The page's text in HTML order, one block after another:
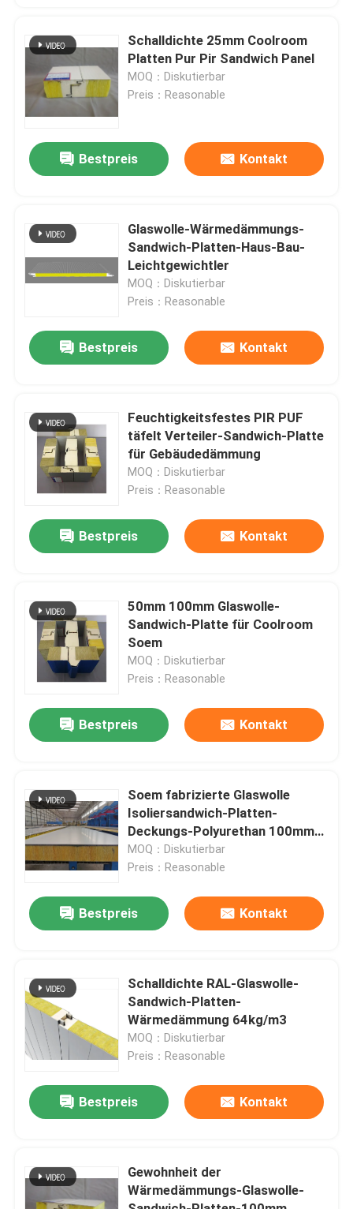
Produkte
Über uns
Fabrik-Ausflug
Treten Sie mit uns in Verbindung
Fordern Sie ein Zitat
Vorgefertigtes Stahllager
Rockwool-Sandwich-Platte
Schalldichte 25mm Coolroom
Platten Pur Pir Sandwich Panel
MOQ：Diskutierbar
Preis：Reasonable
Bestpreis Kontakt
Glaswolle-Wärmedämmungs-
Sandwich-Platten-Haus-Bau-
Leichtgewichtler
MOQ：Diskutierbar
Preis：Reasonable
Bestpreis Kontakt
Feuchtigkeitsfestes PIR PUF
täfelt Verteiler-Sandwich-Platte
für Gebäudedämmung
MOQ：Diskutierbar
Preis：Reasonable
Bestpreis Kontakt
50mm 100mm Glaswolle-
Sandwich-Platte für Coolroom
Soem
MOQ：Diskutierbar
Preis：Reasonable
Bestpreis Kontakt
Soem fabrizierte Glaswolle
Isoliersandwich-Platten-
Deckungs-Polyurethan 100mm
vor
MOQ：Diskutierbar
Preis：Reasonable
Bestpreis Kontakt
Schalldichte RAL-Glaswolle-
Sandwich-Platten-
Wärmedämmung 64kg/m3
MOQ：Diskutierbar
Preis：Reasonable
Bestpreis Kontakt
Gewohnheit der
Wärmedämmungs-Glaswolle-